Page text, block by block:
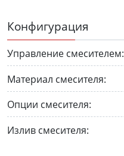
Конфигурация
Управление смесителем:
Материал смесителя:
Опции смесителя:
Излив смесителя: